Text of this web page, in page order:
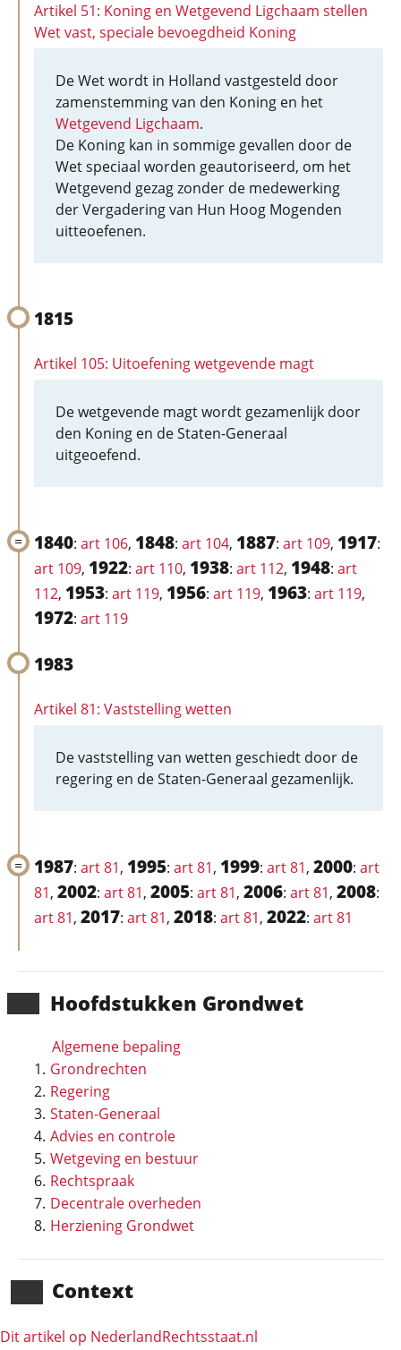
Hoofd­stukken Grondwet
Algemene bepaling
Grondrechten
Regering
Staten-Generaal
Advies en controle
Wetgeving en bestuur
Rechtspraak
Decentrale overheden
Herziening Grondwet
Context
Dit artikel op NederlandRechts­staat.nl
Artikel 51: Koning en Wetgevend Ligchaam stellen
Wet vast, speciale bevoegdheid Koning
De Wet wordt in Holland vastgesteld door
zamenstemming van den Koning en het
Wetgevend Ligchaam.
De Koning kan in sommige gevallen door de
Wet speciaal worden geautoriseerd, om het
Wetgevend gezag zonder de medewerking
der Vergadering van Hun Hoog Mogenden
uitteoefenen.
1815
Artikel 105: Uitoefening wetgevende magt
De wetgevende magt wordt gezamenlijk door
den Koning en de Staten-Generaal
uitgeoefend.
1840: art 106, 1848: art 104, 1887: art 109, 1917:
art 109, 1922: art 110, 1938: art 112, 1948: art
112, 1953: art 119, 1956: art 119, 1963: art 119,
1972: art 119
1983
Artikel 81: Vaststelling wetten
De vaststelling van wetten geschiedt door de
regering en de Staten-Generaal gezamenlijk.
1987: art 81, 1995: art 81, 1999: art 81, 2000: art
81, 2002: art 81, 2005: art 81, 2006: art 81, 2008:
art 81, 2017: art 81, 2018: art 81, 2022: art 81